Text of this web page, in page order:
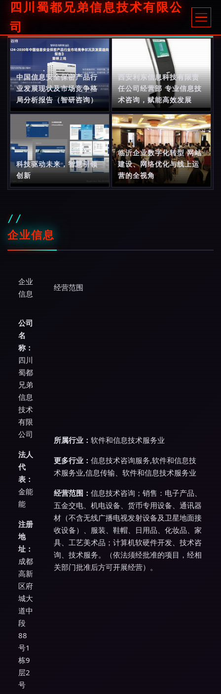
四川蜀都兄弟信息技术有限公
司
中国信息安全保密产品行
业发展现状及市场竞争格
局分析报告（智研咨询）
西安利东信息科技有限责
任公司经营部 专业信息技
术咨询，赋能高效发展
科技驱动未来，智慧引领
创新
临沂企业数字化转型 网站
建设、网络优化与线上运
营的全视角
企业信息
企业
信息
经营范围
公司
名
称：
四川
蜀都
兄弟
信息
技术
有限
公司
法人
代
表：
金能
能
注册
地
址：
成都
高新
区府
城大
道中
段
88
号1
栋9
层2
号
所属行业： 软件和信息技术服务业
更多行业： 信息技术咨询服务,软件和信息技
术服务业,信息传输、软件和信息技术服务业
经营范围： 信息技术咨询；销售：电子产品、
五金交电、机电设备、货币专用设备、通讯器
材（不含无线广播电视发射设备及卫星地面接
收设备）、服装、鞋帽、日用品、化妆品、家
具、工艺美术品；计算机软硬件开发、技术咨
询、技术服务。（依法须经批准的项目，经相
关部门批准后方可开展经营）。